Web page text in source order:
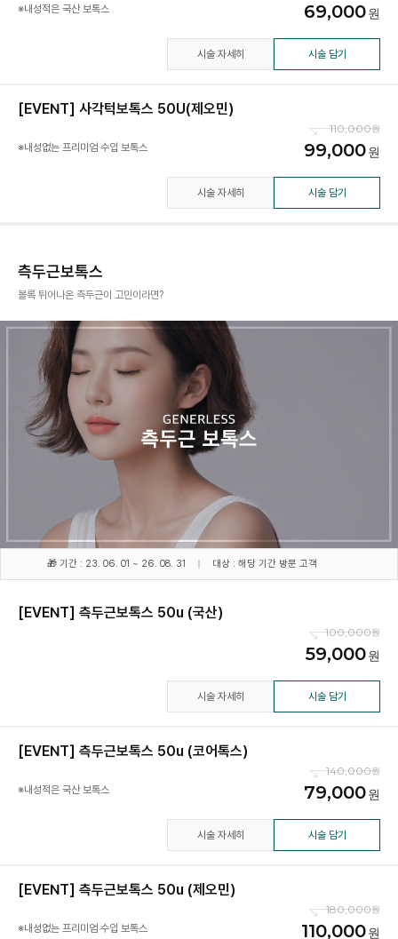
※내성적은 국산 보톡스 69,000
시술 자세히 시술 담기
[EVENT] 사각턱보톡스 50U(제오민)
※내성없는 프리미엄 수입 보톡스
110,000
99,000
시술 자세히 시술 담기
측두근보톡스
볼록 튀어나온 측두근이 고민이라면?
🎁 기간 : 23. 06. 01 ~ 26. 08. 31 대상 : 해당 기간 방문 고객
[EVENT] 측두근보톡스 50u (국산)
100,000
59,000
시술 자세히 시술 담기
[EVENT] 측두근보톡스 50u (코어톡스)
※내성적은 국산 보톡스
140,000
79,000
시술 자세히 시술 담기
[EVENT] 측두근보톡스 50u (제오민)
※내성없는 프리미엄 수입 보톡스
180,000
110,000